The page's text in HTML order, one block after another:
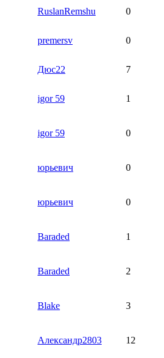
RuslanRemshu 0
premersv 0
Дюс22 7
igor 59 1
igor 59 0
юрьевич 0
юрьевич 0
Baraded 1
Baraded 2
Blake 3
Александр2803 12